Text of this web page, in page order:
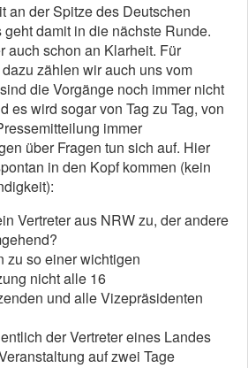
an der Spitze des Deutschen
damit in die nächste Runde.
auch schon an Klarheit. Für
zählen wir auch uns vom
die Vorgänge noch immer nicht
es wird sogar von Tag zu Tag, von
immer
über Fragen tun sich auf. Hier
in den Kopf kommen (kein
Vertreter aus NRW zu, der andere
zu so einer wichtigen
nicht alle 16
und alle Vizepräsidenten
der Vertreter eines Landes
auf zwei Tage